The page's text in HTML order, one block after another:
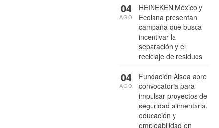
HEINEKEN México y
Ecolana presentan
campaña que busca
incentivar la
separación y el
reciclaje de residuos
04
AGO
Fundación Alsea abre
convocatoria para
impulsar proyectos de
seguridad alimentaria,
educación y
empleabilidad en
04
AGO